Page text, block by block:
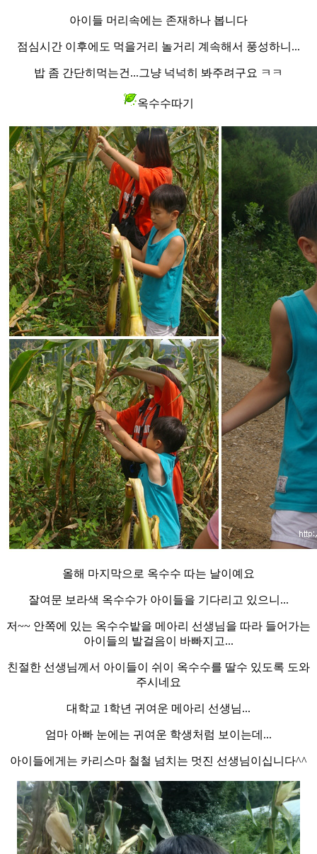
아이들 머리속에는 존재하나 봅니다
점심시간 이후에도 먹을거리 놀거리 계속해서 풍성하니...
밥 좀 간단히먹는건...그냥 넉넉히 봐주려구요 ㅋㅋ
옥수수따기
올해 마지막으로 옥수수 따는 날이예요
잘여문 보라색 옥수수가 아이들을 기다리고 있으니...
저~~ 안쪽에 있는 옥수수밭을 메아리 선생님을 따라 들어가는
아이들의 발걸음이 바빠지고...
친절한 선생님께서 아이들이 쉬이 옥수수를 딸수 있도록 도와
주시네요
대학교 1학년 귀여운 메아리 선생님...
엄마 아빠 눈에는 귀여운 학생처럼 보이는데...
아이들에게는 카리스마 철철 넘치는 멋진 선생님이십니다^^